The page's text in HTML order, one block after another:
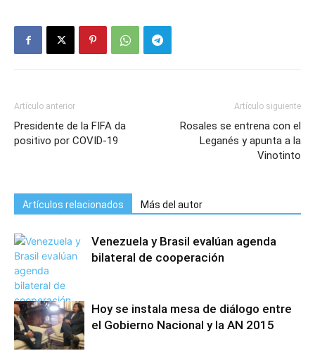
Artículo anterior
Presidente de la FIFA da
positivo por COVID-19
Artículo siguiente
Rosales se entrena con el
Leganés y apunta a la
Vinotinto
Artículos relacionados Más del autor
Venezuela y Brasil evalúan agenda
bilateral de cooperación
Hoy se instala mesa de diálogo entre
el Gobierno Nacional y la AN 2015